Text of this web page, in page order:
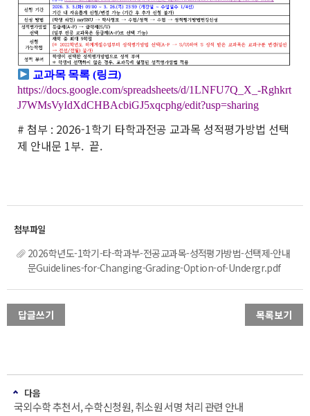
교과목 목록 (링크)
https://docs.google.com/spreadsheets/d/1LNFU7Q_X_-Rghkrt
J7WMsVyIdXdCHBAcbiGJ5xqcphg/edit?usp=sharing
# 첨부 : 2026-1학기 타학과전공 교과목 성적평가방법 선택
제 안내문 1부. 끝.
2026학년도-1학기-타-학과부-전공교과목-성적평가방법-선택제-안내
문Guidelines-for-Changing-Grading-Option-of-Undergr.pdf
답글쓰기 목록보기
다음
국외수학 추천서, 수학신청원, 취소원 서명 처리 관련 안내